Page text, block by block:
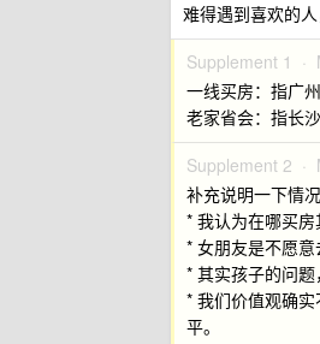
难得遇到喜欢的
Supplement 1 ·
一线买房：指广州
老家省会：指长沙
Supplement 2 ·
补充说明一下情况
* 我认为在哪买房
* 女朋友是不愿意
* 其实孩子的问
* 我们价值观确
平。